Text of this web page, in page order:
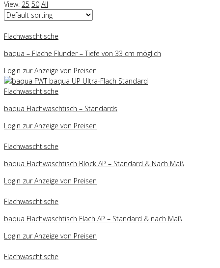
View: 25 50 All
Flachwaschtische
baqua – Flache Flunder – Tiefe von 33 cm möglich
Login zur Anzeige von Preisen
Flachwaschtische
baqua Flachwaschtisch – Standards
Login zur Anzeige von Preisen
Flachwaschtische
baqua Flachwaschtisch Block AP – Standard & Nach Maß
Login zur Anzeige von Preisen
Flachwaschtische
baqua Flachwaschtisch Flach AP – Standard & nach Maß
Login zur Anzeige von Preisen
Flachwaschtische